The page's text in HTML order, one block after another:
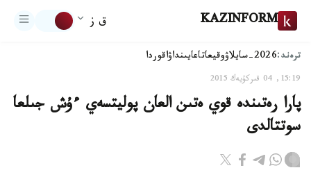
KAZINFORM ق ز
ترەند:2026-سايلاۋ وقيعاتاعايىنداۋاقوردا
15:19, 04 قىركۇيەك 2015
پارا رەتىندە قوي ەتىن العان پوليتسەي ءۇش جىلعا
سوتتالدى